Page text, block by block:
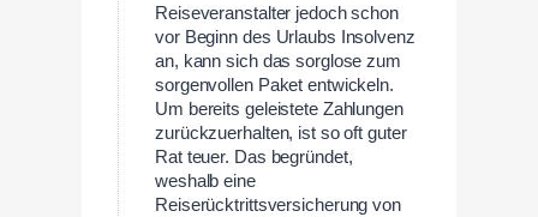
Reiseveranstalter jedoch schon
vor Beginn des Urlaubs Insolvenz
an, kann sich das sorglose zum
sorgenvollen Paket entwickeln.
Um bereits geleistete Zahlungen
zurückzuerhalten, ist so oft guter
Rat teuer. Das begründet,
weshalb eine
Reiserücktrittsversicherung von